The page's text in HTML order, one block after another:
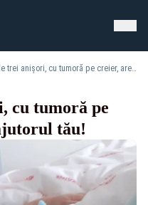
O fetiță de trei anișori, cu tumoră pe creier, are nevoie de ajutorul tău!
cu tumoră pe
tău!